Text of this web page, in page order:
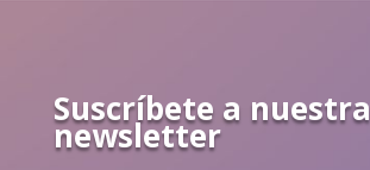
Suscríbete a nuestra
newsletter